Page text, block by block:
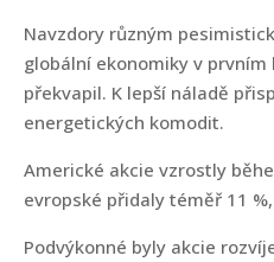
Navzdory různým
globální ekonomiky v
překvapil. K lepší náladě
energetických komodit.
Americké akcie vzrostly
evropské přidaly téměř 11
Podvýkonné byly akcie